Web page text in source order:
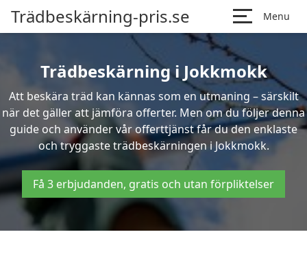
Trädbeskärning-pris.se Menu
Trädbeskärning i Jokkmokk
Att beskära träd kan kännas som en utmaning – särskilt
när det gäller att jämföra offerter. Men om du följer denna
guide och använder vår offerttjänst får du den enklaste
och tryggaste trädbeskärningen i Jokkmokk.
Få 3 erbjudanden, gratis och utan förpliktelser